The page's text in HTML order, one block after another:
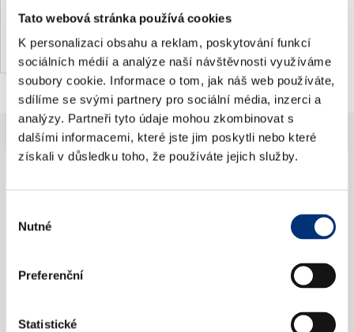
Tato webová stránka používá cookies
K personalizaci obsahu a reklam, poskytování funkcí
sociálních médií a analýze naší návštěvnosti využíváme
soubory cookie. Informace o tom, jak náš web používáte,
sdílíme se svými partnery pro sociální média, inzerci a
analýzy. Partneři tyto údaje mohou zkombinovat s
dalšími informacemi, které jste jim poskytli nebo které
získali v důsledku toho, že používáte jejich služby.
souhlasu
Nutné
Preferenční
Statistické
Regensburg